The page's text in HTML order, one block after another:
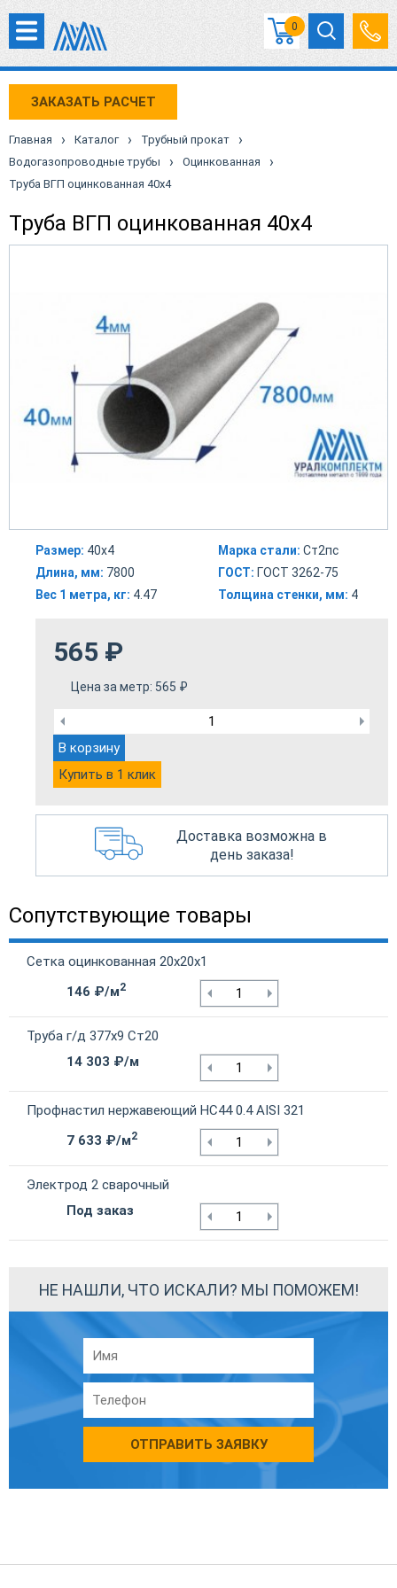
0
ЗАКАЗАТЬ РАСЧЕТ
Главная › Каталог › Трубный прокат ›
Водогазопроводные трубы › Оцинкованная ›
Труба ВГП оцинкованная 40х4
Труба ВГП оцинкованная 40х4
Размер: 40х4
Длина, мм: 7800
Вес 1 метра, кг: 4.47
Марка стали: Ст2пс
ГОСТ: ГОСТ 3262-75
Толщина стенки, мм: 4
565 ₽
Цена за метр: 565 ₽
В корзину
Купить в 1 клик
Доставка возможна в
день заказа!
Сопутствующие товары
Сетка оцинкованная 20х20х1
146 ₽/м2
Труба г/д 377х9 Ст20
14 303 ₽/м
Профнастил нержавеющий НС44 0.4 AISI 321
7 633 ₽/м2
Электрод 2 сварочный
Под заказ
НЕ НАШЛИ, ЧТО ИСКАЛИ? МЫ ПОМОЖЕМ!
ОТПРАВИТЬ ЗАЯВКУ